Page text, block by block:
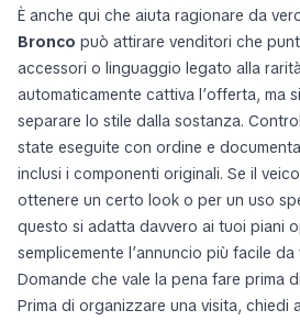
È anche qui che aiuta ragionare da
Bronco può attirare venditori che
accessori o linguaggio legato alla
automaticamente cattiva l’offerta, ma
separare lo stile dalla sostanza.
state eseguite con ordine e
inclusi i componenti originali. Se il
ottenere un certo look o per un uso
questo si adatta davvero ai tuoi piani
semplicemente l’annuncio più facile da
Domande che vale la pena fare prima
Prima di organizzare una visita, chiedi